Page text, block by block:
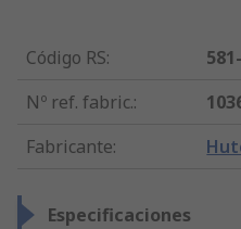
Código RS:
Nº ref. fabric.:
Fabricante:
Especificaciones